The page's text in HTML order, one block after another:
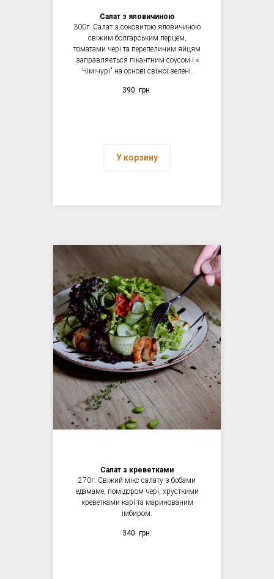
Салат з яловичиною
300г. Салат з соковитою яловичиною
свіжим болгарським перцем,
томатами чері та перепелиним яйцям
заправляється пікантним соусом і «
Чімічурі" на основі свіжої зелені.
390 грн.
У корзину
Салат з креветками
270г. Свіжий мікс салату з бобами
едамаме, помідором чері, хрусткими
креветками карі та маринованим
імбиром.
340 грн.